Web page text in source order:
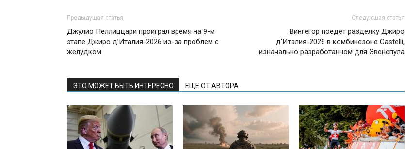
Предыдущая статья
Джулио Пеллиццари проиграл время на 9-м
этапе Джиро д’Италия-2026 из-за проблем с
желудком
Следующая статья
Вингегор поедет разделку Джиро
д’Италия-2026 в комбинезоне Castelli,
изначально разработанном для Эвенепула
ЭТО МОЖЕТ БЫТЬ ИНТЕРЕСНО ЕЩЕ ОТ АВТОРА